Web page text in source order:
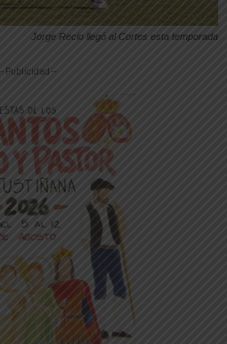
Jorge Recio llegó al Cortes esta temporada
-- Publicidad --